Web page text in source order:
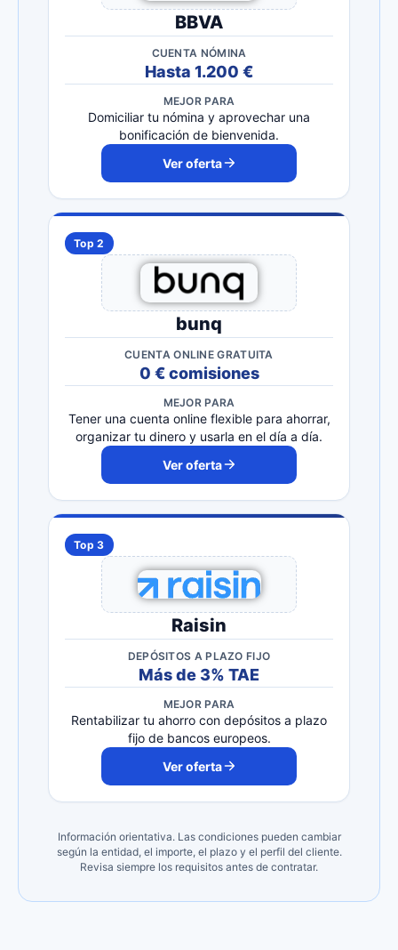
BBVA
CUENTA NÓMINA
Hasta 1.200 €
MEJOR PARA
Domiciliar tu nómina y aprovechar una
bonificación de bienvenida.
Ver oferta
Top 2
bunq
CUENTA ONLINE GRATUITA
0 € comisiones
MEJOR PARA
Tener una cuenta online flexible para ahorrar,
organizar tu dinero y usarla en el día a día.
Ver oferta
Top 3
Raisin
DEPÓSITOS A PLAZO FIJO
Más de 3% TAE
MEJOR PARA
Rentabilizar tu ahorro con depósitos a plazo
fijo de bancos europeos.
Ver oferta
Información orientativa. Las condiciones pueden cambiar
según la entidad, el importe, el plazo y el perfil del cliente.
Revisa siempre los requisitos antes de contratar.